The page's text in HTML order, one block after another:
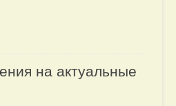
на актуальные